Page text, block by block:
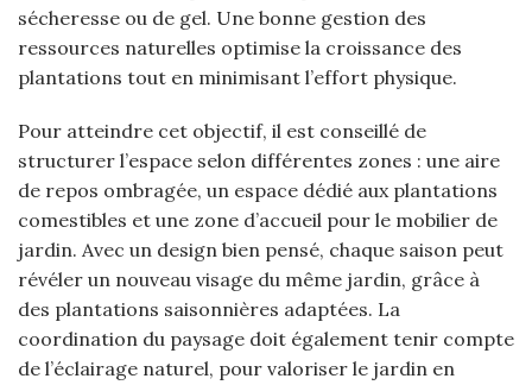
sécheresse ou de gel. Une bonne gestion des
ressources naturelles optimise la croissance des
plantations tout en minimisant l’effort physique.
Pour atteindre cet objectif, il est conseillé de
structurer l’espace selon différentes zones : une aire
de repos ombragée, un espace dédié aux plantations
comestibles et une zone d’accueil pour le mobilier de
jardin. Avec un design bien pensé, chaque saison peut
révéler un nouveau visage du même jardin, grâce à
des plantations saisonnières adaptées. La
coordination du paysage doit également tenir compte
de l’éclairage naturel, pour valoriser le jardin en